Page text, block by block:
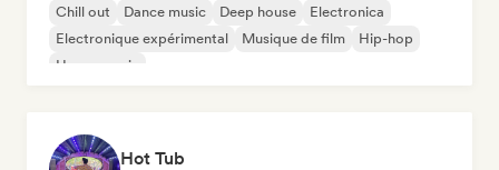
Chill out Dance music Deep house
Electronica
Electronique expérimental
Musique de film
Hip-hop
House music
Hot Tub